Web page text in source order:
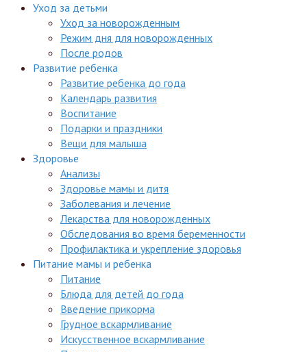
Уход за детьми
Уход за новорожденным
Режим дня для новорожденных
После родов
Развитие ребенка
Развитие ребенка до года
Календарь развития
Воспитание
Подарки и праздники
Вещи для малыша
Здоровье
Анализы
Здоровье мамы и дитя
Заболевания и лечение
Лекарства для новорожденных
Обследования во время беременности
Профилактика и укрепление здоровья
Питание мамы и ребенка
Питание
Блюда для детей до года
Введение прикорма
Грудное вскармливание
Искусственное вскармливание